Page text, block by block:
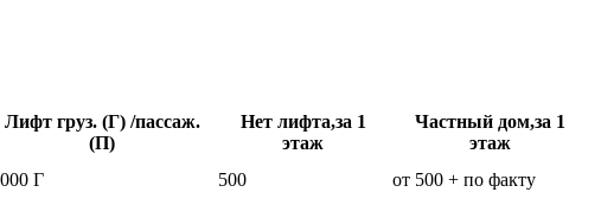
Лифт груз. (Г) /пассаж.
(П)
Нет лифта,за 1
этаж
Частный дом,за 1
этаж
Г 500
от 500 + по факту